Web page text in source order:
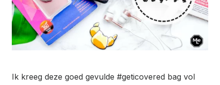
Ik kreeg deze goed gevulde #geticovered bag vol